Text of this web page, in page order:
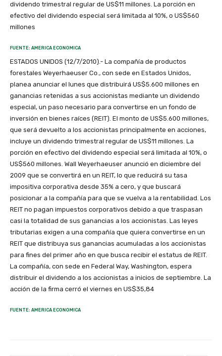
dividendo trimestral regular de US$11 millones. La porción en
efectivo del dividendo especial será limitada al 10%, o US$560
millones
FUENTE: AMERICA ECONOMICA
ESTADOS UNIDOS (12/7/2010).- La compañía de productos
forestales Weyerhaeuser Co., con sede en Estados Unidos,
planea anunciar el lunes que distribuirá US$5.600 millones en
ganancias retenidas a sus accionistas mediante un dividendo
especial, un paso necesario para convertirse en un fondo de
inversión en bienes raíces (REIT). El monto de US$5.600 millones,
que será devuelto a los accionistas principalmente en acciones,
incluye un dividendo trimestral regular de US$11 millones. La
porción en efectivo del dividendo especial será limitada al 10%, o
US$560 millones. Wall Weyerhaeuser anunció en diciembre del
2009 que se convertirá en un REIT, lo que reducirá su tasa
impositiva corporativa desde 35% a cero, y que buscará
posicionar a la compañía para que se vuelva a la rentabilidad. Los
REIT no pagan impuestos corporativos debido a que traspasan
casi la totalidad de sus ganancias a los accionistas. Las leyes
tributarias exigen a una compañía que quiera convertirse en un
REIT que distribuya sus ganancias acumuladas a los accionistas
para fines del primer año en que busca recibir el estatus de REIT.
La compañía, con sede en Federal Way, Washington, espera
distribuir el dividendo a los accionistas a inicios de septiembre. La
acción de la firma cerró el viernes en US$35,84
FUENTE: AMERICA ECONOMICA